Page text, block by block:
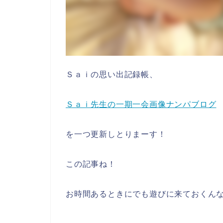
Ｓａｉの思い出記録帳、
Ｓａｉ先生の一期一会画像ナンパブログ
を一つ更新しとりまーす！
この記事ね！
お時間あるときにでも遊びに来ておくん